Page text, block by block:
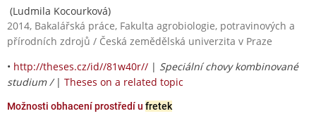
(Ludmila Kocourková)
2014, Bakalářská práce, Fakulta agrobiologie, potravinových a
přírodních zdrojů / Česká zemědělská univerzita v Praze
• http://theses.cz/id//81w40r// | Speciální chovy kombinované
studium / | Theses on a related topic
Možnosti obhacení prostředí u fretek